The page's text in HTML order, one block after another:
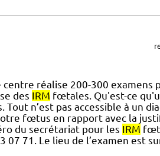
réalise 200-300 examens
des IRM fœtales. Qu'est-ce
n’est pas accessible à un
fœtus en rapport avec la
du secrétariat pour les IRM
07 71. Le lieu de l’examen est